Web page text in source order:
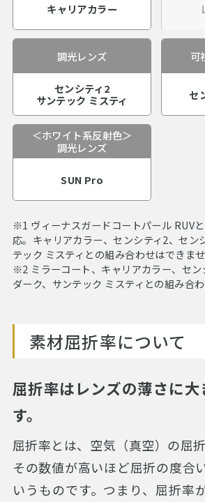
キャリアカラー
調光レンズ
センシティ2
サンテック ミスティ
可
セ
＜ホワイト系反射色＞
調光レンズ
SUN Pro
※1 ヴィーナスガードコートパール RUV
応。キャリアカラー、センシティ2、セン
テック ミスティとの組み合わせはできませ
※2 ミラーコート、キャリアカラー、セン
ダーク、サンテック ミスティとの組み合
素材屈折率について
屈折率はレンズの薄さに大
す。
屈折率とは、空気（真空）の屈折
その数値が高いほど屈折の度合
いうものです。つまり、屈折率